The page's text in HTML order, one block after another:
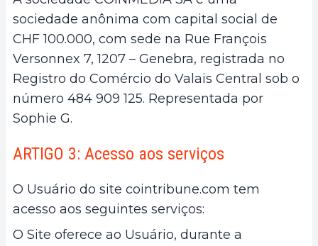
sociedade anônima com capital social de
CHF 100.000, com sede na Rue François
Versonnex 7, 1207 – Genebra, registrada no
Registro do Comércio do Valais Central sob o
número 484 909 125. Representada por
Sophie G.
ARTIGO 3: Acesso aos serviços
O Usuário do site cointribune.com tem
acesso aos seguintes serviços:
O Site oferece ao Usuário, durante a